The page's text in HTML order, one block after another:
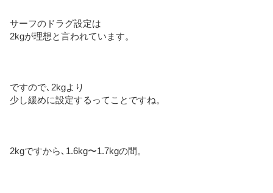
サーフのドラグ設定は
2kgが理想と言われています。
ですので､2kgより
少し緩めに設定するってことですね。
2kgですから､1.6kg〜1.7kgの間。